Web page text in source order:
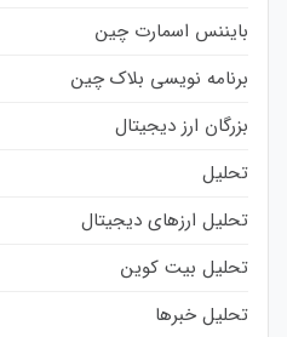
بایننس اسمارت چین
برنامه نویسی بلاک چین
بزرگان ارز دیجیتال
تحلیل
تحلیل ارزهای دیجیتال
تحلیل بیت کوین
تحلیل خبرها